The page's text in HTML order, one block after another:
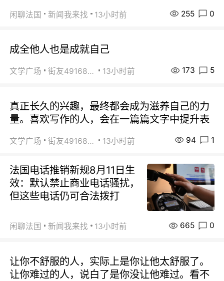
闲聊法国 新闻我来找 13小时前 255 0
成全他人也是成就自己
文学广场 街友49168527 13小时前 173 5
真正长久的兴趣，最终都会成为滋养自己的力
量。喜欢写作的人，会在一篇篇文字中提升表
文学广场 街友49168527 13小时前 94 1
法国电话推销新规8月11日生
效：默认禁止商业电话骚扰，
但这些电话仍可合法拨打
闲聊法国 新闻我来找 13小时前 665 0
让你不舒服的人，实际上是你让他太舒服了。
让你难过的人，说白了是你没让他难过。看不